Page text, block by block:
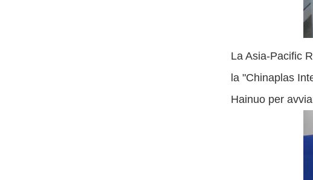
La Asia-Pacific
la "Chinaplas
Hainuo per